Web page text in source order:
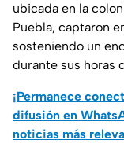
ubicada en la
Puebla, captaron
sosteniendo un
durante sus horas
¡Permanece
difusión en
noticias más